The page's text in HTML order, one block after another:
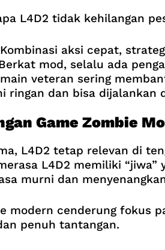
L4D2 tidak kehilangan
aksi cepat,
mod, selalu ada
veteran sering
ringan dan bisa dijalankan
Game Zombie
L4D2 tetap relevan di
L4D2 memiliki
murni dan
modern cenderung fokus
penuh tantangan.